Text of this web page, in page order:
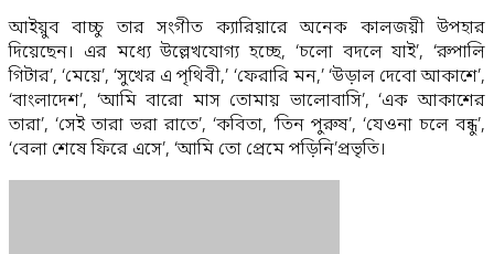
আইয়ুব বাচ্চু তার সংগীত ক্যারিয়ারে অনেক কালজয়ী উপহার
দিয়েছেন। এর মধ্যে উল্লেখযোগ্য হচ্ছে, ‘চলো বদলে যাই’, ‘রুপালি
গিটার’, ‘মেয়ে’, ‘সুখের এ পৃথিবী,’ ‘ফেরারি মন,’ ‘উড়াল দেবো আকাশে’,
‘বাংলাদেশ’, ‘আমি বারো মাস তোমায় ভালোবাসি’, ‘এক আকাশের
তারা’, ‘সেই তারা ভরা রাতে’, ‘কবিতা, ‘তিন পুরুষ’, ‘যেওনা চলে বন্ধু’,
‘বেলা শেষে ফিরে এসে’, ‘আমি তো প্রেমে পড়িনি’প্রভৃতি।